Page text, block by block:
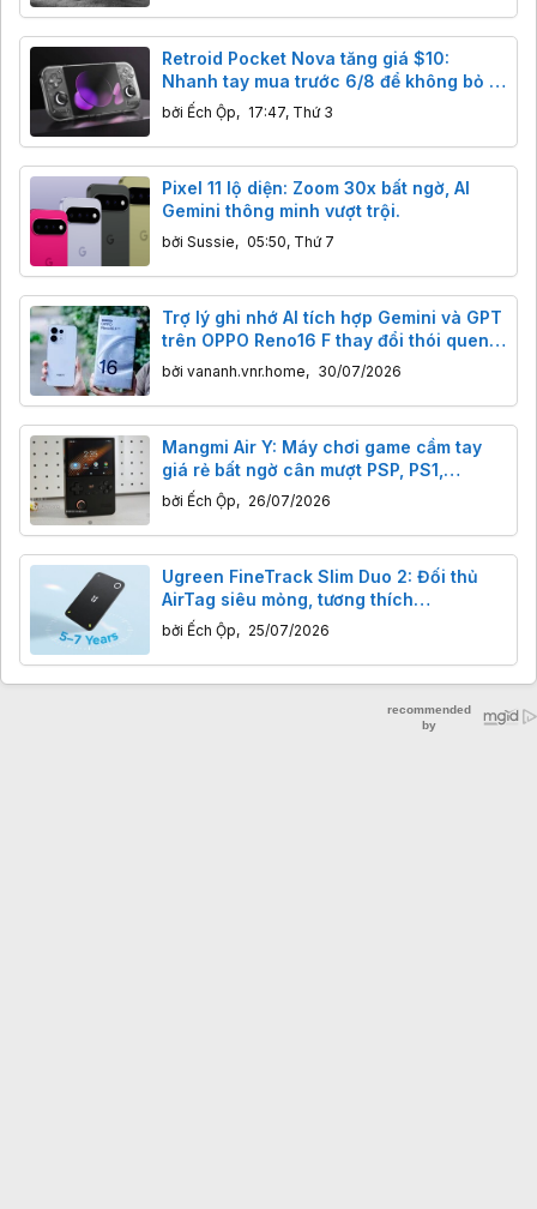
Retroid Pocket Nova tăng giá $10:
Nhanh tay mua trước 6/8 để không bỏ lỡ
giá cũ.
bởi Ếch Ộp, 17:47, Thứ 3
Pixel 11 lộ diện: Zoom 30x bất ngờ, AI
Gemini thông minh vượt trội.
bởi Sussie, 05:50, Thứ 7
Trợ lý ghi nhớ AI tích hợp Gemini và GPT
trên OPPO Reno16 F thay đổi thói quen
làm việc ra sao?
bởi vananh.vnr.home, 30/07/2026
Mangmi Air Y: Máy chơi game cầm tay
giá rẻ bất ngờ cân mượt PSP, PS1,
Dreamcast?
bởi Ếch Ộp, 26/07/2026
Ugreen FineTrack Slim Duo 2: Đối thủ
AirTag siêu mỏng, tương thích
iOS/Android, pin 7 năm
bởi Ếch Ộp, 25/07/2026